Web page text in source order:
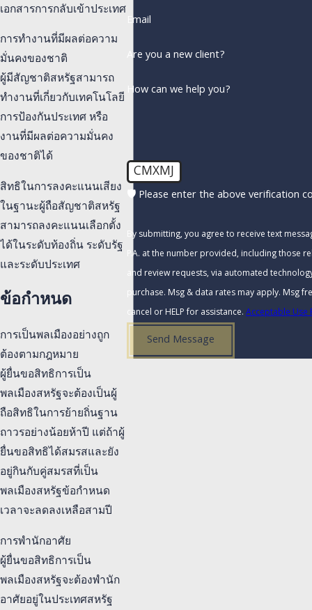
เอกสารการกลับเข้าประเทศ
การทำงานที่มีผลต่อความ
มั่นคงของชาติ
ผู้มีสัญชาติสหรัฐสามารถ
ทำงานที่เกี่ยวกับเทคโนโลยี
การป้องกันประเทศ หรือ
งานที่มีผลต่อความมั่นคง
ของชาติได้
สิทธิในการลงคะแนนเสียง
ในฐานะผู้ถือสัญชาติสหรัฐ
สามารถลงคะแนนเลือกตั้ง
ได้ในระดับท้องถิ่น ระดับรัฐ
และระดับประเทศ
ข้อกำหนด
การเป็นพลเมืองอย่างถูก
ต้องตามกฎหมาย
ผู้ยื่นขอสิทธิการเป็น
พลเมืองสหรัฐจะต้องเป็นผู้
ถือสิทธิในการย้ายถิ่นฐาน
ถาวรอย่างน้อยห้าปี แต่ถ้าผู้
ยื่นขอสิทธิได้สมรสและยัง
อยู่กินกับคู่สมรสที่เป็น
พลเมืองสหรัฐข้อกำหนด
เวลาจะลดลงเหลือสามปี
การพำนักอาศัย
ผู้ยื่นขอสิทธิการเป็น
พลเมืองสหรัฐจะต้องพำนัก
อาศัยอยู่ในประเทศสหรัฐ
Email
Are you a new client?
How can we help you?
CMXMJ
🛡️ Please enter the above verification
By submitting, you agree to receive text
P.A. at the number provided, including those
and review requests, via automated technology. Consent is not a
purchase. Msg & data rates may apply. Msg
cancel or HELP for assistance.Acceptable Use
Send Message